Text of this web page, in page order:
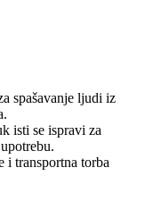
spašavanje ljudi iz
isti se ispravi za
i transportna torba